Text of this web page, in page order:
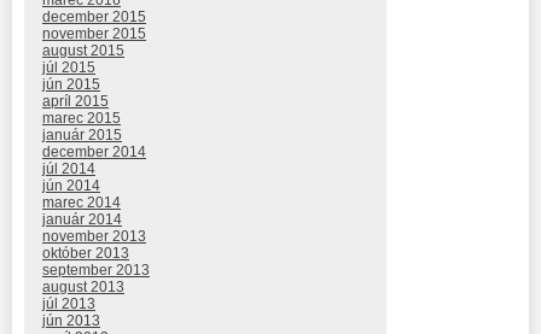
december 2015
november 2015
august 2015
júl 2015
jún 2015
apríl 2015
marec 2015
január 2015
december 2014
júl 2014
jún 2014
marec 2014
január 2014
november 2013
október 2013
september 2013
august 2013
júl 2013
jún 2013